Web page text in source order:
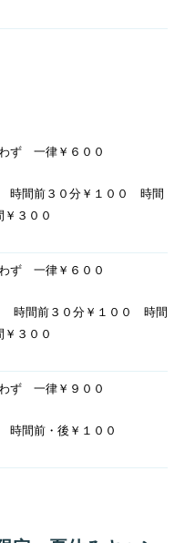
ず 一律￥６００
時間前３０分￥１００ 時間
￥３００
ず 一律￥６００
時間前３０分￥１００ 時間
￥３００
ず 一律￥９００
時間前・後￥１００